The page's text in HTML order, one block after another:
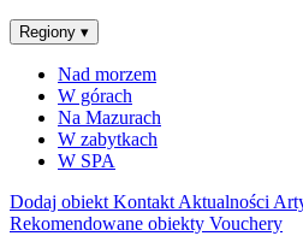
Regiony ▾
Nad morzem
W górach
Na Mazurach
W zabytkach
W SPA
Dodaj obiekt Kontakt Aktualności
Rekomendowane obiekty Vouchery